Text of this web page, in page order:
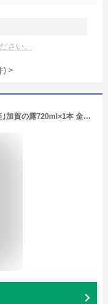
さい。
) >
【贈り物】焼酎おつまみセット ギフト ｢菊姫｣加賀の露720ml×1本 金沢珍味コラボセット